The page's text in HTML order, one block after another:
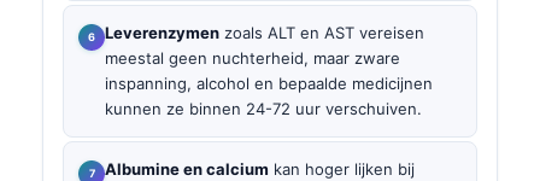
Leverenzymen zoals ALT en AST vereisen
meestal geen nuchterheid, maar zware
inspanning, alcohol en bepaalde medicijnen
kunnen ze binnen 24-72 uur verschuiven.
Albumine en calcium kan hoger lijken bij